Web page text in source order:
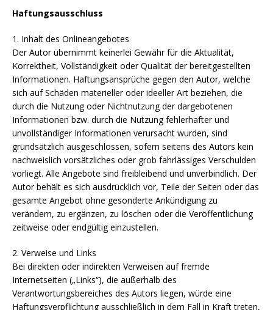
Haftungsausschluss
1. Inhalt des Onlineangebotes
Der Autor übernimmt keinerlei Gewähr für die Aktualität,
Korrektheit, Vollständigkeit oder Qualität der bereitgestellten
Informationen. Haftungsansprüche gegen den Autor, welche
sich auf Schäden materieller oder ideeller Art beziehen, die
durch die Nutzung oder Nichtnutzung der dargebotenen
Informationen bzw. durch die Nutzung fehlerhafter und
unvollständiger Informationen verursacht wurden, sind
grundsätzlich ausgeschlossen, sofern seitens des Autors kein
nachweislich vorsätzliches oder grob fahrlässiges Verschulden
vorliegt. Alle Angebote sind freibleibend und unverbindlich. Der
Autor behält es sich ausdrücklich vor, Teile der Seiten oder das
gesamte Angebot ohne gesonderte Ankündigung zu
verändern, zu ergänzen, zu löschen oder die Veröffentlichung
zeitweise oder endgültig einzustellen.
2. Verweise und Links
Bei direkten oder indirekten Verweisen auf fremde
Internetseiten („Links“), die außerhalb des
Verantwortungsbereiches des Autors liegen, würde eine
Haftungsverpflichtung ausschließlich in dem Fall in Kraft treten,